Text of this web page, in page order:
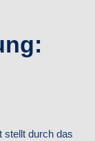
stellt durch das